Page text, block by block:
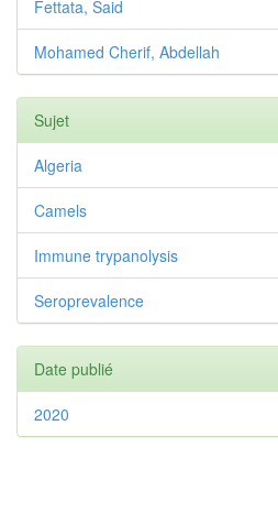
Fettata, Said
Mohamed Cherif, Abdellah
Sujet
Algeria
Camels
Immune trypanolysis
Seroprevalence
Date publié
2020